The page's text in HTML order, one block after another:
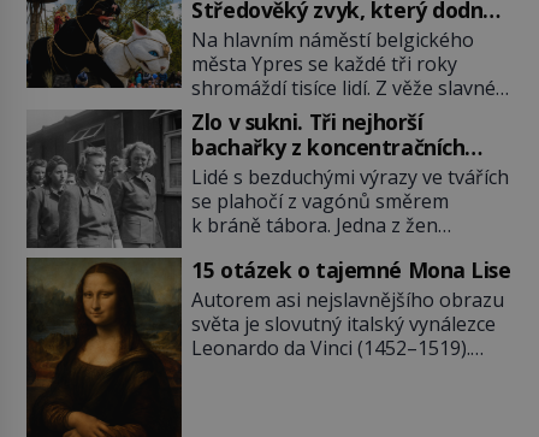
Středověký zvyk, který dodnes
budí rozpaky
Na hlavním náměstí belgického
města Ypres se každé tři roky
shromáždí tisíce lidí. Z věže slavné
tržnice létají do davu kočky, diváci
jásají a snaží se je chytit. Naštěstí
už nejde o živá zvířata, ale jenom o
plyšové suvenýry. Kdysi to ale bylo
jinak. Tato veselá podívaná
připomíná jeden z nejpodivnějších
a zároveň nejkrutějších zvyků […]
Zlo v sukni. Tři nejhorší
bachařky z koncentračních
táborů
Lidé s bezduchými výrazy ve tvářích
se plahočí z vagónů směrem
k bráně tábora. Jedna z žen
jejich oči se setkají. Místo soucitu
však přichází gesto, které
nebožačku posílá rovnou do
plynové komory. Jména jako Rudolf
15 otázek o tajemné Mona Lise
Autorem asi nejslavnějšího obrazu
světa je slovutný italský vynálezce
Leonardo da Vinci (1452–1519).